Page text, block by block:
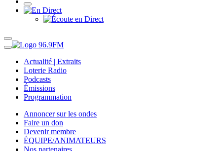
Actualité | Extraits
Loterie Radio
Podcasts
Émissions
Programmation
Annoncer sur les ondes
Faire un don
Devenir membre
ÉQUIPE/ANIMATEURS
Nos partenaires